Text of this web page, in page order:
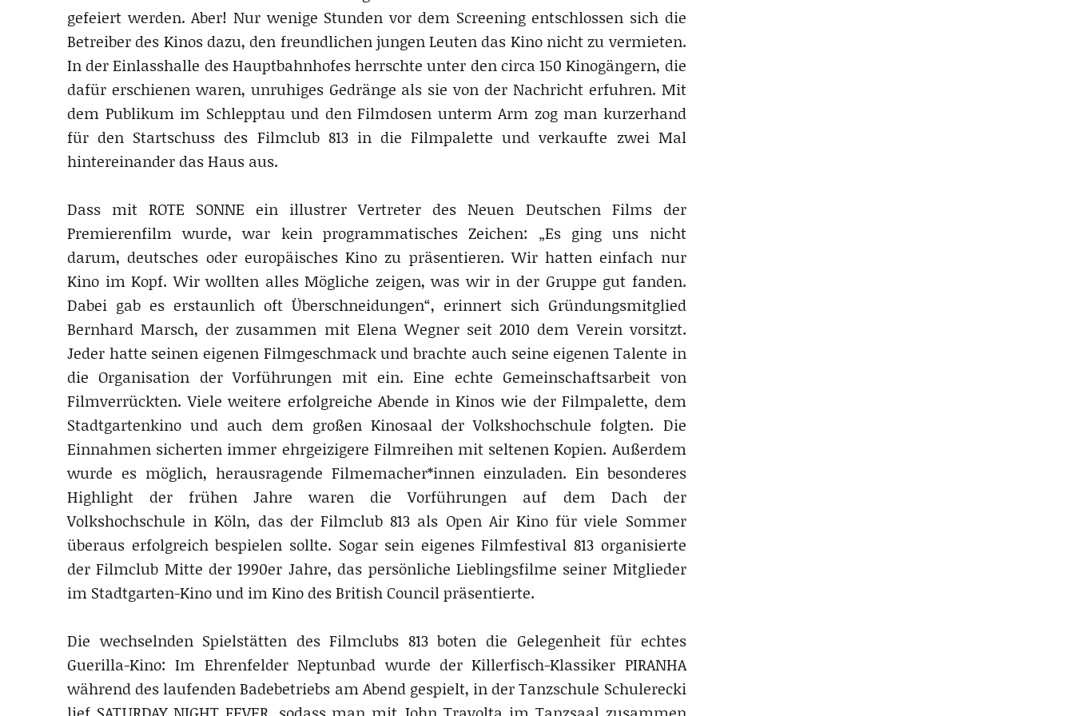
gefeiert werden. Aber! Nur wenige Stunden vor dem Screening entschlossen sich die
Betreiber des Kinos dazu, den freundlichen jungen Leuten das Kino nicht zu vermieten.
In der Einlasshalle des Hauptbahnhofes herrschte unter den circa 150 Kinogängern, die
dafür erschienen waren, unruhiges Gedränge als sie von der Nachricht erfuhren. Mit
dem Publikum im Schlepptau und den Filmdosen unterm Arm zog man kurzerhand
für den Startschuss des Filmclub 813 in die Filmpalette und verkaufte zwei Mal
hintereinander das Haus aus.
Dass mit ROTE SONNE ein illustrer Vertreter des Neuen Deutschen Films der
Premierenfilm wurde, war kein programmatisches Zeichen: „Es ging uns nicht
darum, deutsches oder europäisches Kino zu präsentieren. Wir hatten einfach nur
Kino im Kopf. Wir wollten alles Mögliche zeigen, was wir in der Gruppe gut fanden.
Dabei gab es erstaunlich oft Überschneidungen“, erinnert sich Gründungsmitglied
Bernhard Marsch, der zusammen mit Elena Wegner seit 2010 dem Verein vorsitzt.
Jeder hatte seinen eigenen Filmgeschmack und brachte auch seine eigenen Talente in
die Organisation der Vorführungen mit ein. Eine echte Gemeinschaftsarbeit von
Filmverrückten. Viele weitere erfolgreiche Abende in Kinos wie der Filmpalette, dem
Stadtgartenkino und auch dem großen Kinosaal der Volkshochschule folgten. Die
Einnahmen sicherten immer ehrgeizigere Filmreihen mit seltenen Kopien. Außerdem
wurde es möglich, herausragende Filmemacher*innen einzuladen. Ein besonderes
Highlight der frühen Jahre waren die Vorführungen auf dem Dach der
Volkshochschule in Köln, das der Filmclub 813 als Open Air Kino für viele Sommer
überaus erfolgreich bespielen sollte. Sogar sein eigenes Filmfestival 813 organisierte
der Filmclub Mitte der 1990er Jahre, das persönliche Lieblingsfilme seiner Mitglieder
im Stadtgarten-Kino und im Kino des British Council präsentierte.
Die wechselnden Spielstätten des Filmclubs 813 boten die Gelegenheit für echtes
Guerilla-Kino: Im Ehrenfelder Neptunbad wurde der Killerfisch-Klassiker PIRANHA
während des laufenden Badebetriebs am Abend gespielt, in der Tanzschule Schulerecki